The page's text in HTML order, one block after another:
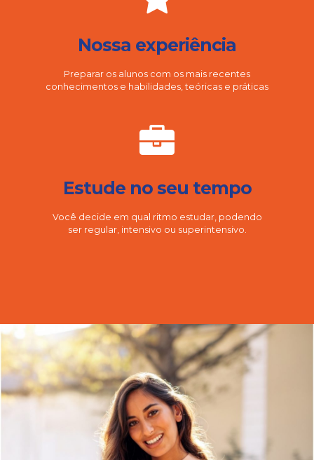
Nossa experiência
Preparar os alunos com os mais recentes
conhecimentos e habilidades, teóricas e práticas
Estude no seu tempo
Você decide em qual ritmo estudar, podendo
ser regular, intensivo ou superintensivo.